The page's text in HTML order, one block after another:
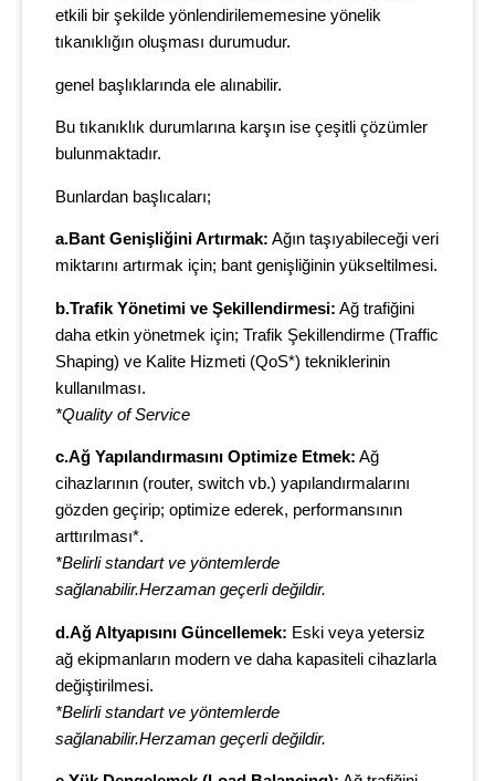
etkili bir şekilde yönlendirilememesine yönelik
tıkanıklığın oluşması durumudur.
genel başlıklarında ele alınabilir.
Bu tıkanıklık durumlarına karşın ise çeşitli çözümler
bulunmaktadır.
Bunlardan başlıcaları;
a.Bant Genişliğini Artırmak: Ağın taşıyabileceği veri
miktarını artırmak için; bant genişliğinin yükseltilmesi.
b.Trafik Yönetimi ve Şekillendirmesi: Ağ trafiğini
daha etkin yönetmek için; Trafik Şekillendirme (Traffic
Shaping) ve Kalite Hizmeti (QoS*) tekniklerinin
kullanılması.
*Quality of Service
c.Ağ Yapılandırmasını Optimize Etmek: Ağ
cihazlarının (router, switch vb.) yapılandırmalarını
gözden geçirip; optimize ederek, performansının
arttırılması*.
*Belirli standart ve yöntemlerde
sağlanabilir.Herzaman geçerli değildir.
d.Ağ Altyapısını Güncellemek: Eski veya yetersiz
ağ ekipmanların modern ve daha kapasiteli cihazlarla
değiştirilmesi.
*Belirli standart ve yöntemlerde
sağlanabilir.Herzaman geçerli değildir.